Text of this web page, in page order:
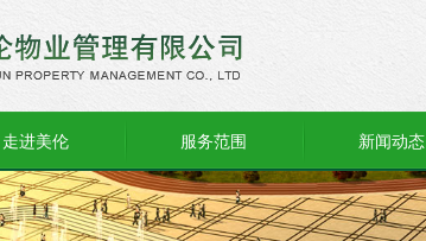
走进美伦 服务范围 新闻动态